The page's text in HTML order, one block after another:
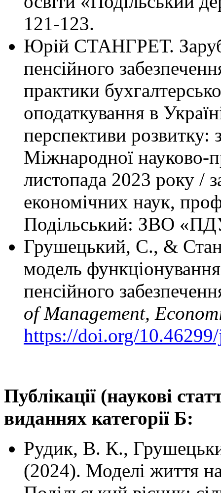
121-123.
Юрій СТАНГРЕТ.
пенсійного
практики
оподаткування в
перспективи розвитку:
Міжнародної науково-
листопада 2023 року /
економічних наук,
Подільський: ЗВО
Грушецький, С., &
модель
пенсійного
of Management,
https://doi.org/
Публікації (наукові
виданнях категорії Б:
Рудик, В. К.,
(2024). Моделі життя